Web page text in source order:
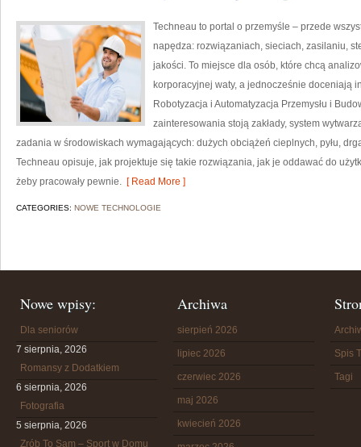
Techneau to portal o przemyśle – przede
napędza: rozwiązaniach, sieciach, zasilaniu,
jakości. To miejsce dla osób, które chcą
korporacyjnej waty, a jednocześnie doceniają
Robotyzacja i Automatyzacja Przemysłu i
zainteresowania stoją zakłady, system
zadania w środowiskach wymagających: dużych obciążeń cieplnych, pyłu,
Techneau opisuje, jak projektuje się takie rozwiązania, jak je oddawać do
żeby pracowały pewnie. [ Read More ]
CATEGORIES: NOWE TECHNOLOGIE
Nowe wpisy:
Dla seniorów
7 sierpnia, 2026
Romansy z Dodatkiem
6 sierpnia, 2026
Fotografia
5 sierpnia, 2026
Zrób To Sam – Sport w Domu
Archiwa
sierpień 2026
lipiec 2026
czerwiec 2026
maj 2026
kwiecień 2026
Spis
Tagi